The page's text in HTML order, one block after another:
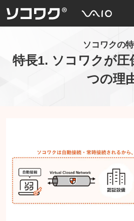
ソコワクの
特長1. ソコワクが圧
つの理